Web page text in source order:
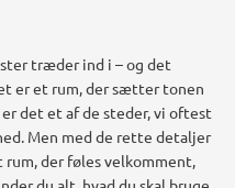
træder ind i – og det
er et rum, der sætter tonen
det et af de steder, vi oftest
Men med de rette detaljer
der føles velkomment,